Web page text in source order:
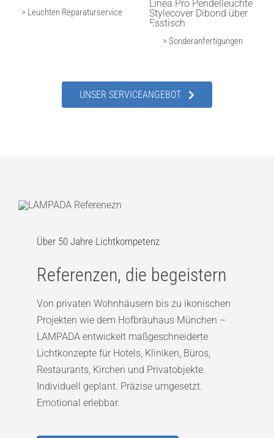
> Leuchten Reparaturservice
> Sonderanfertigungen
UNSER SERVICEANGEBOT
Über 50 Jahre Lichtkompetenz
Referenzen, die begeistern
Von privaten Wohnhäusern bis zu ikonischen
Projekten wie dem Hofbräuhaus München –
LAMPADA entwickelt maßgeschneiderte
Lichtkonzepte für Hotels, Kliniken, Büros,
Restaurants, Kirchen und Privatobjekte.
Individuell geplant. Präzise umgesetzt.
Emotional erlebbar.